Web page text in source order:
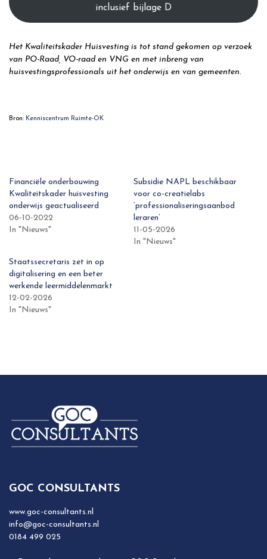
inclusief bijlage D
Het Kwaliteitskader Huisvesting is tot stand gekomen op verzoek
van PO-Raad, VO-raad en VNG en met inbreng van
huisvestingsprofessionals uit het onderwijs en van gemeenten.
Bron: Kenniscentrum Ruimte-OK
Financiële onderbouwing
Kwaliteitskader huisvesting
onderwijs geactualiseerd
06-10-2022
In "Nieuws"
Subsidie NAPL beschikbaar
voor co-creatielabs
‘professionaliseringsaanbod
leraren’
11-05-2026
In "Nieuws"
Staatssecretaris zet in op
digitalisering en een beter
werkende leermiddelenmarkt
12-02-2026
In "Nieuws"
GOC CONSULTANTS
www.goc-consultants.nl
info@goc-consultants.nl
0184 499 025